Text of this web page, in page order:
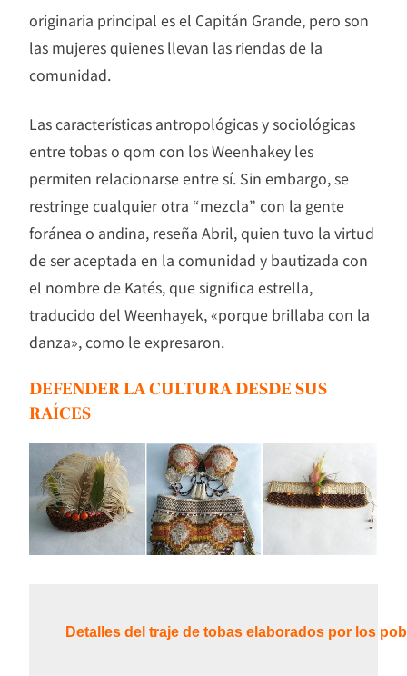
originaria principal es el Capitán Grande, pero son
las mujeres quienes llevan las riendas de la
comunidad.
Las características antropológicas y sociológicas
entre tobas o qom con los Weenhakey les
permiten relacionarse entre sí. Sin embargo, se
restringe cualquier otra “mezcla” con la gente
foránea o andina, reseña Abril, quien tuvo la virtud
de ser aceptada en la comunidad y bautizada con
el nombre de Katés, que significa estrella,
traducido del Weenhayek, «porque brillaba con la
danza», como le expresaron.
DEFENDER LA CULTURA DESDE SUS
RAÍCES
Detalles del traje de tobas elaborados por los